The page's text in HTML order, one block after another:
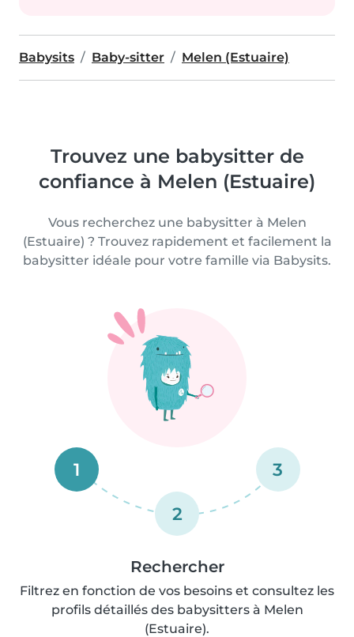
Babysits Baby-sitter Melen (Estuaire)
Trouvez une babysitter de
confiance à Melen (Estuaire)
Vous recherchez une babysitter à Melen
(Estuaire) ? Trouvez rapidement et facilement la
babysitter idéale pour votre famille via Babysits.
1
2
3
Rechercher
Filtrez en fonction de vos besoins et consultez les
profils détaillés des babysitters à Melen
(Estuaire).